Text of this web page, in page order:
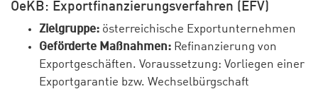
OeKB: Exportfinanzierungsverfahren (EFV)
Zielgruppe: österreichische Exportunternehmen
Geförderte Maßnahmen: Refinanzierung von
Exportgeschäften. Voraussetzung: Vorliegen einer
Exportgarantie bzw. Wechselbürgschaft